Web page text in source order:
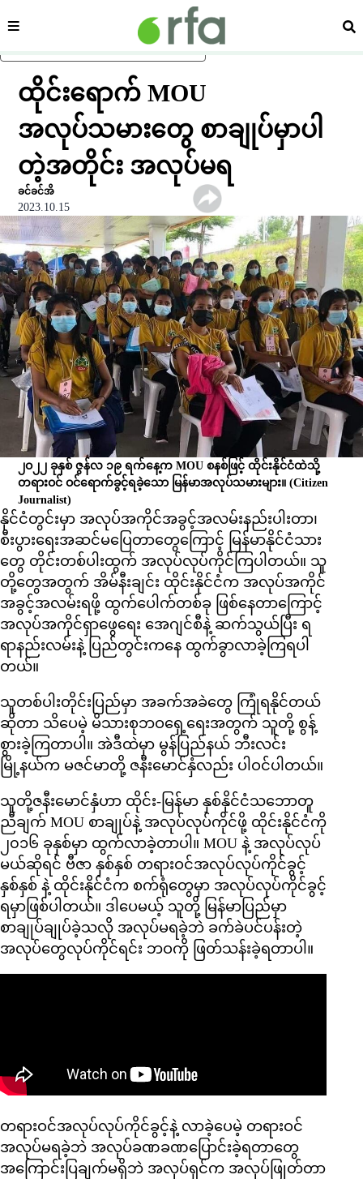
ပင်မအကြောင်းအရာသို့ ကျော်ရန်
ကဏ္ဍ ရှာ
ထိုင်းရောက် MOU
အလုပ်သမားတွေ စာချုပ်မှာပါ
တဲ့အတိုင်း အလုပ်မရ
ခင်ခင်အိ
2023.10.15
၂ဝ၂၂ ခုနှစ် ဇွန်လ ၁၉ ရက်နေ့က MOU စနစ်ဖြင့် ထိုင်းနိုင်ငံထဲသို့
တရားဝင် ဝင်ရောက်ခွင့်ရခဲ့သော မြန်မာအလုပ်သမားများ။(Citizen
Journalist)
နိုင်ငံတွင်းမှာ အလုပ်အကိုင်အခွင့်အလမ်းနည်းပါးတာ၊
စီးပွားရေးအဆင်မပြေတာတွေကြောင့် မြန်မာနိုင်ငံသား
တွေ တိုင်းတစ်ပါးထွက် အလုပ်လုပ်ကိုင်ကြပါတယ်။ သူ
တို့တွေအတွက် အိမ်နီးချင်း ထိုင်းနိုင်ငံက အလုပ်အကိုင်
အခွင့်အလမ်းရဖို့ ထွက်ပေါက်တစ်ခု ဖြစ်နေတာကြောင့်
အလုပ်အကိုင်ရှာဖွေရေး အေဂျင်စီနဲ့ ဆက်သွယ်ပြီး ရ
ရာနည်းလမ်းနဲ့ ပြည်တွင်းကနေ ထွက်ခွာလာခဲ့ကြရပါ
တယ်။
သူတစ်ပါးတိုင်းပြည်မှာ အခက်အခဲတွေ ကြုံရနိုင်တယ်
ဆိုတာ သိပေမဲ့ မိသားစုဘဝရှေ့ရေးအတွက် သူတို့ စွန့်
စွားခဲ့ကြတာပါ။ အဲဒီထဲမှာ မွန်ပြည်နယ် ဘီးလင်း
မြို့နယ်က မဇင်မာတို့ ဇနီးမောင်နှံလည်း ပါဝင်ပါတယ်။
သူတို့ဇနီးမောင်နှံဟာ ထိုင်း-မြန်မာ နှစ်နိုင်ငံသဘောတူ
ညီချက် MOU စာချုပ်နဲ့ အလုပ်လုပ်ကိုင်ဖို့ ထိုင်းနိုင်ငံကို
၂၀၁၆ ခုနှစ်မှာ ထွက်လာခဲ့တာပါ။ MOU နဲ့ အလုပ်လုပ်
မယ်ဆိုရင် ဗီဇာ နှစ်နှစ် တရားဝင်အလုပ်လုပ်ကိုင်ခွင့်
နှစ်နှစ် နဲ့ ထိုင်းနိုင်ငံက စက်ရုံတွေမှာ အလုပ်လုပ်ကိုင်ခွင့်
ရမှာဖြစ်ပါတယ်။ ဒါပေမယ့် သူတို့ မြန်မာပြည်မှာ
စာချုပ်ချုပ်ခဲ့သလို အလုပ်မရခဲ့ဘဲ ခက်ခဲပင်ပန်းတဲ့
အလုပ်တွေလုပ်ကိုင်ရင်း ဘဝကို ဖြတ်သန်းခဲ့ရတာပါ။
တရားဝင်အလုပ်လုပ်ကိုင်ခွင့်နဲ့ လာခဲ့ပေမဲ့ တရားဝင်
အလုပ်မရခဲ့ဘဲ အလုပ်ခဏခဏပြောင်းခဲ့ရတာတွေ
အကြောင်းပြချက်မရှိဘဲ အလုပ်ရှင်က အလုပ်ဖြုတ်တာ